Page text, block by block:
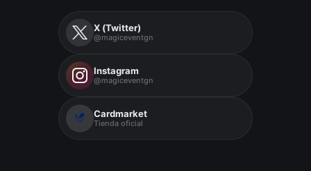
X (Twitter)
@magiceventgn
Instagram
@magiceventgn
Cardmarket
Tienda oficial